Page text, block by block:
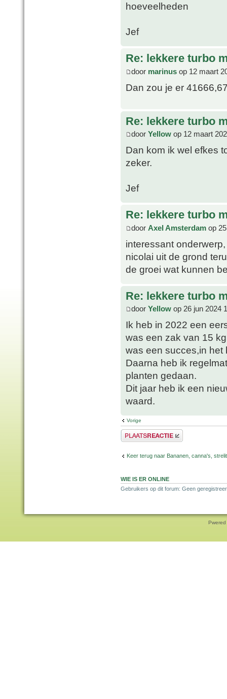
hoeveelheden
Jef
Re: lekkere turbo
door marinus op 12 maart
Dan zou je er
Re: lekkere turbo
door Yellow op 12 maart
Dan kom ik wel efkes
zeker.
Jef
Re: lekkere turbo
door Axel Amsterdam op
interessant
nicolai uit de grond
de groei wat kunnen
Re: lekkere turbo
door Yellow op 26 jun 2024
Ik heb in 2022 een
was een zak van 15
was een succes,in het
Daarna heb ik
planten gedaan.
Dit jaar heb ik een
waard.
Vorige
Plaats een reactie
Keer terug naar Bananen, canna's,
WIE IS ER ONLINE
Gebruikers op dit forum: Geen